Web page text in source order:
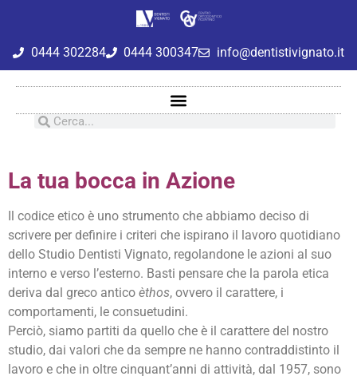
0444 302284 0444 300347 info@dentistivignato.it
La tua bocca in Azione
Il codice etico è uno strumento che abbiamo deciso di
scrivere per definire i criteri che ispirano il lavoro quotidiano
dello Studio Dentisti Vignato, regolandone le azioni al suo
interno e verso l’esterno. Basti pensare che la parola etica
deriva dal greco antico èthos, ovvero il carattere, i
comportamenti, le consuetudini.
Perciò, siamo partiti da quello che è il carattere del nostro
studio, dai valori che da sempre ne hanno contraddistinto il
lavoro e che in oltre cinquant’anni di attività, dal 1957, sono